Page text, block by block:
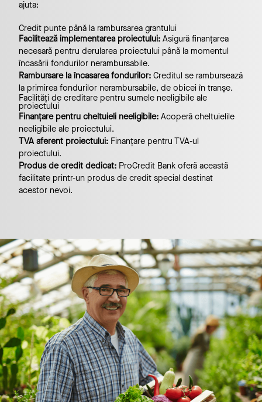
ajuta:
Credit punte până la rambursarea grantului
Facilitează implementarea proiectului: Asigură finanțarea
necesară pentru derularea proiectului până la momentul
încasării fondurilor nerambursabile.
Rambursare la încasarea fondurilor: Creditul se rambursează
la primirea fondurilor nerambursabile, de obicei în tranșe.
Facilități de creditare pentru sumele neeligibile ale
proiectului
Finanțare pentru cheltuieli neeligibile: Acoperă cheltuielile
neeligibile ale proiectului.
TVA aferent proiectului: Finanțare pentru TVA-ul
proiectului.
Produs de credit dedicat: ProCredit Bank oferă această
facilitate printr-un produs de credit special destinat
acestor nevoi.